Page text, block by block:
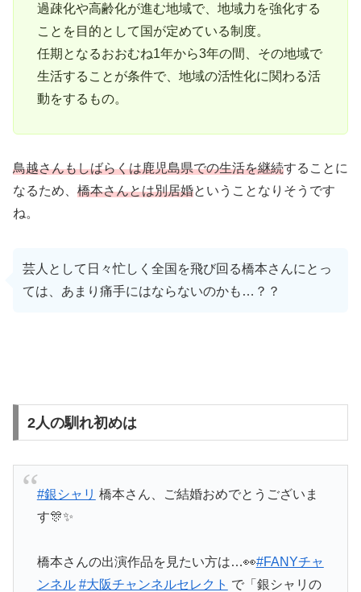
過疎化や高齢化が進む地域で、地域力を強化する
ことを目的として国が定めている制度。
任期となるおおむね1年から3年の間、その地域で
生活することが条件で、地域の活性化に関わる活
動をするもの。
鳥越さんもしばらくは鹿児島県での生活を継続することに
なるため、 橋本さんとは別居婚ということなりそうです
ね。
芸人として日々忙しく全国を飛び回る橋本さんにとっ
ては、あまり痛手にはならないのかも…？？
2人の馴れ初めは
#銀シャリ 橋本さん、ご結婚おめでとうございま
す🎊✨
橋本さんの出演作品を見たい方は…👀#FANYチャ
ンネル #大阪チャンネルセレクト で「銀シャリの